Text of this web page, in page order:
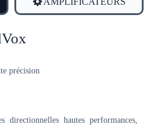
précision
directionnelles hautes performances,